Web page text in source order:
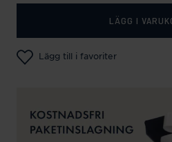
LÄGG I
Lägg till i favoriter